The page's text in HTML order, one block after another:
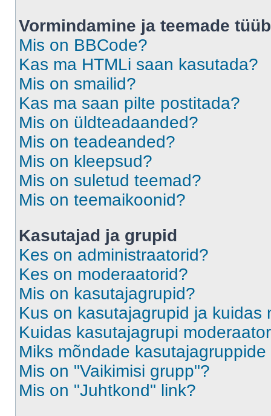
Vormindamine ja teemade
Mis on BBCode?
Kas ma HTMLi saan kasutada?
Mis on smailid?
Kas ma saan pilte postitada?
Mis on üldteadaanded?
Mis on teadeanded?
Mis on kleepsud?
Mis on suletud teemad?
Mis on teemaikoonid?
Kasutajad ja grupid
Kes on administraatorid?
Kes on moderaatorid?
Mis on kasutajagrupid?
Kus on kasutajagrupid ja kuidas
Kuidas kasutajagrupi
Miks mõndade
Mis on "Vaikimisi grupp"?
Mis on "Juhtkond" link?